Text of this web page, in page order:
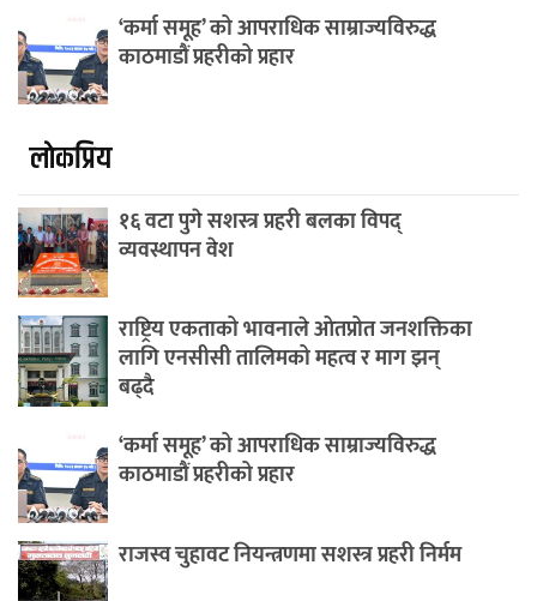
‘कर्मा समूह’ को आपराधिक साम्राज्यविरुद्ध
काठमाडौं प्रहरीको प्रहार
लाेकप्रिय
१६ वटा पुगे सशस्त्र प्रहरी बलका विपद्
व्यवस्थापन वेश
राष्ट्रिय एकताको भावनाले ओतप्रोत जनशक्तिका
लागि एनसीसी तालिमको महत्व र माग झन्
बढ्दै
‘कर्मा समूह’ को आपराधिक साम्राज्यविरुद्ध
काठमाडौं प्रहरीको प्रहार
राजस्व चुहावट नियन्त्रणमा सशस्त्र प्रहरी निर्मम